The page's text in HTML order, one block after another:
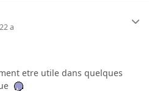
22 a
etre utile dans quelques